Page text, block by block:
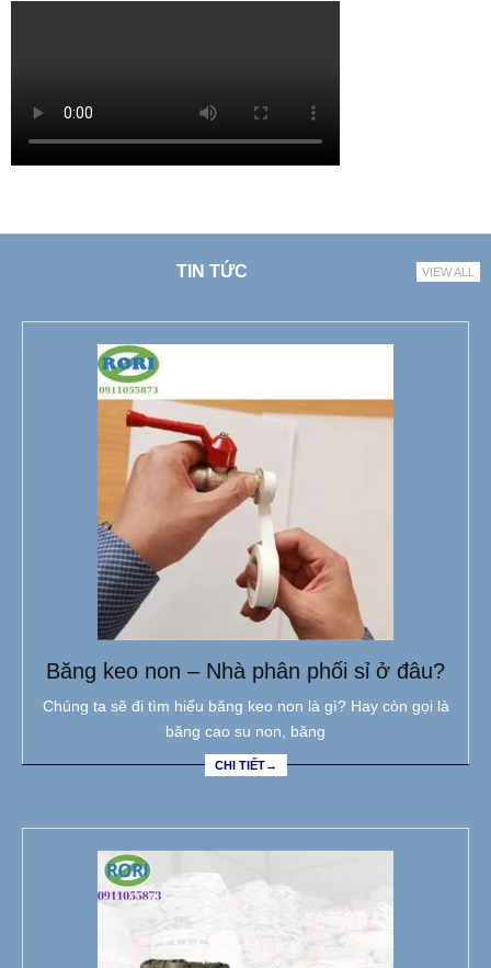
TIN TỨC VIEW ALL
Băng keo non – Nhà phân phối sỉ ở đâu?
Chúng ta sẽ đi tìm hiểu băng keo non là gì? Hay còn gọi là
băng cao su non, băng
CHI TIẾT→